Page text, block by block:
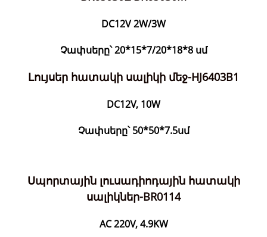
DC12V 2W/3W
Չափսերը՝ 20*15*7/20*18*8 սմ
Լույսեր հատակի սալիկի մեջ-HJ6403B1
DC12V, 10W
Չափսերը՝ 50*50*7.5սմ
Սպորտային լուսադիոդային հատակի
սալիկներ-BR0114
AC 220V, 4.9KW